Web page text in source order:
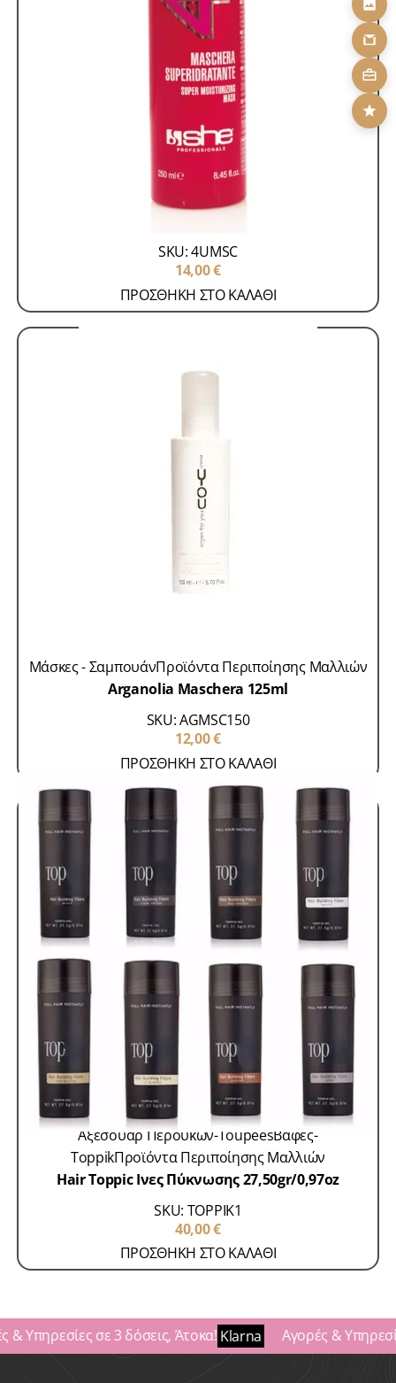
Μάσκες - Σαμπουάν Προϊόντα Περιποίησης
Μαλλιών
SKU: 4UMSC
14,00€
ΠΡΟΣΘΗΚΗ ΣΤΟ ΚΑΛΑΘΙ
Μάσκες - ΣαμπουάνΠροϊόντα Περιποίησης Μαλλιών
Arganolia Maschera 125ml
SKU: AGMSC150
12,00€
ΠΡΟΣΘΗΚΗ ΣΤΟ ΚΑΛΑΘΙ
Αξεσουάρ Περουκών-ToupeesΒαφές-
ToppikΠροϊόντα Περιποίησης Μαλλιών
Hair Toppic Ινες Πύκνωσης 27,50gr/0,97oz
SKU: TOPPIK1
40,00€
ΠΡΟΣΘΗΚΗ ΣΤΟ ΚΑΛΑΘΙ
& Υπηρεσίες σε 3 δόσεις, Άτοκα!Klarna Αγορές &